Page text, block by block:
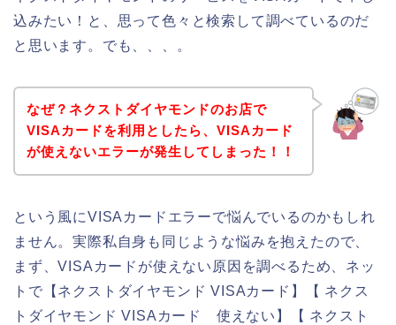
込みたい！と、思って色々と検索して調べているのだ
と思います。でも、、、。
なぜ？ネクストダイヤモンドのお店で
VISAカードを利用としたら、VISAカード
が使えないエラーが発生してしまった！！
という風にVISAカードエラーで悩んでいるのかもしれ
ません。実際私自身も同じような悩みを抱えたので、
まず、VISAカードが使えない原因を調べるため、ネッ
トで【ネクストダイヤモンド VISAカード】【 ネクス
トダイヤモンド VISAカード 使えない】【 ネクスト